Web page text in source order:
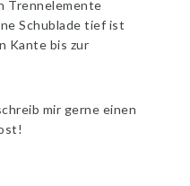
Trennelemente
Schublade tief ist
Kante bis zur
mir gerne einen